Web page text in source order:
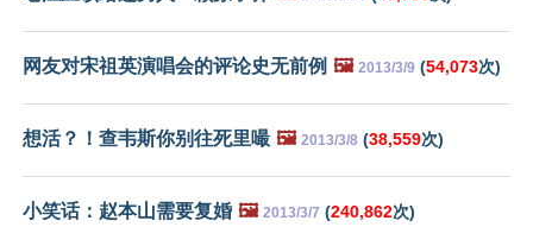
网友对宋祖英演唱会的评论史无前例 🖼️ 2013/3/9 (54,073次)
想活？！查韦斯你别往死里嘬 🖼️ 2013/3/8 (38,559次)
小笑话：赵本山需要复婚 🖼️ 2013/3/7 (240,862次)